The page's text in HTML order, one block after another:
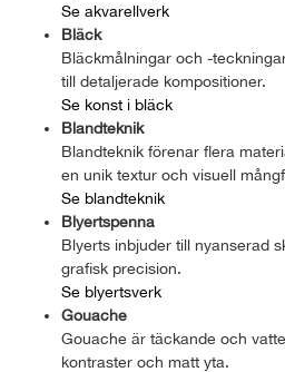
Se akvarellverk
Bläck
Bläckmålningar och -
till detaljerade kompositioner.
Se konst i bläck
Blandteknik
Blandteknik förenar flera
en unik textur och visuell
Se blandteknik
Blyertspenna
Blyerts inbjuder till nyanserad
grafisk precision.
Se blyertsverk
Gouache
Gouache är täckande och
kontraster och matt yta.